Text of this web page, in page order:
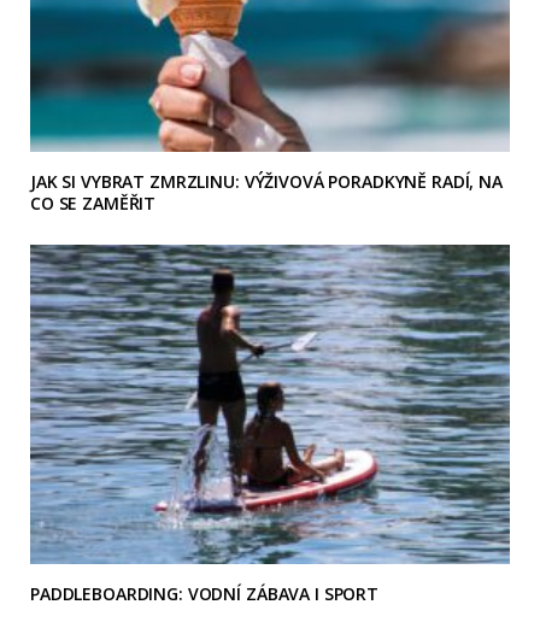
JAK SI VYBRAT ZMRZLINU: VÝŽIVOVÁ PORADKYNĚ RADÍ, NA
CO SE ZAMĚŘIT
PADDLEBOARDING: VODNÍ ZÁBAVA I SPORT